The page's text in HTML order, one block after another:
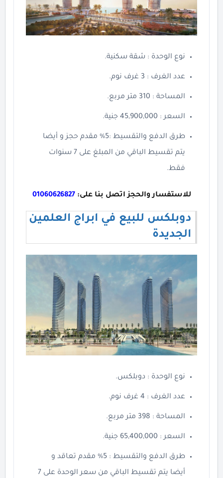
نوع الوحدة : شقة سكنية.
عدد الغرف : 3 غرف نوم.
المساحة : 310 متر مربع.
السعر : 45,900,000 جنية.
طرق الدفع والتقسيط :5% مقدم حجز و أيضا
يتم تقسيط الباقي من المبلغ على 7 سنوات
فقط.
للاستفسار والحجز اتصل بنا على: 01060626827
دوبلكس للبيع في ابراج العلمين
الجديدة
نوع الوحدة : دوبلكس.
عدد الغرف : 4 غرف نوم.
المساحة : 398 متر مربع.
السعر : 65,400,000 جنية.
طرق الدفع والتقسيط : 5% مقدم تعاقد و
أيضا يتم تقسيط الباقي من سعر الوحدة على 7